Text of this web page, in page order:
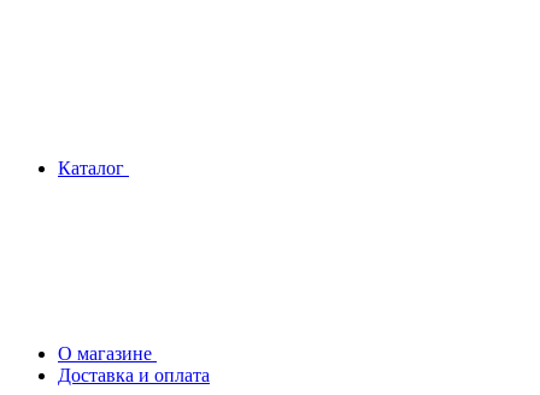
Каталог
О магазине
Доставка и оплата